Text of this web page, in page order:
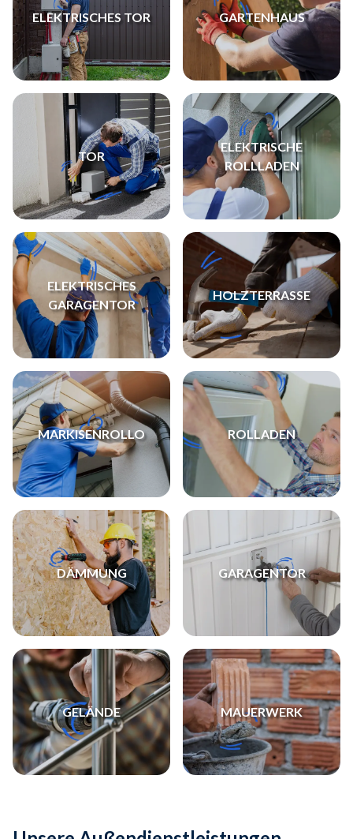
ELEKTRISCHES TOR GARTENHAUS
TOR
ELEKTRISCHE
ROLLLADEN
ELEKTRISCHES
GARAGENTOR
HOLZTERRASSE
MARKISENROLLO ROLLADEN
DÄMMUNG GARAGENTOR
GELÄNDE MAUERWERK